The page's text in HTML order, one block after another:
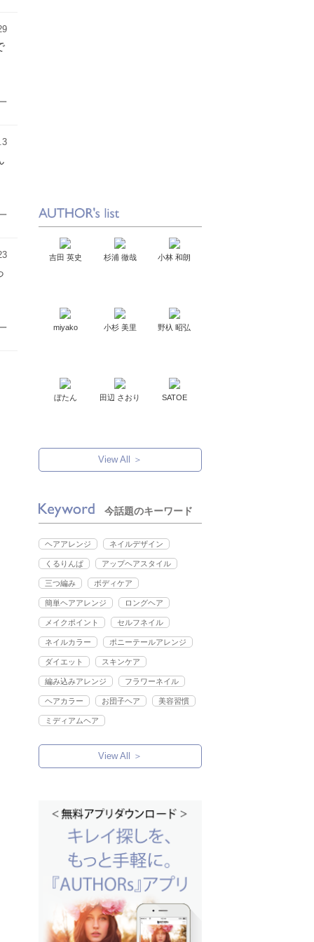
吉田 英史 杉浦 徹哉 小林 和朗
miyako 小杉 美里 野杁 昭弘
ぼたん 田辺 さおり SATOE
View All ＞
今話題のキーワード
ヘアアレンジ ネイルデザイン
くるりんぱ アップヘアスタイル
三つ編み ボディケア
簡単ヘアアレンジ ロングヘア
メイクポイント セルフネイル
ネイルカラー ポニーテールアレンジ
ダイエット スキンケア
編み込みアレンジ フラワーネイル
ヘアカラー お団子ヘア 美容習慣
ミディアムヘア
View All ＞